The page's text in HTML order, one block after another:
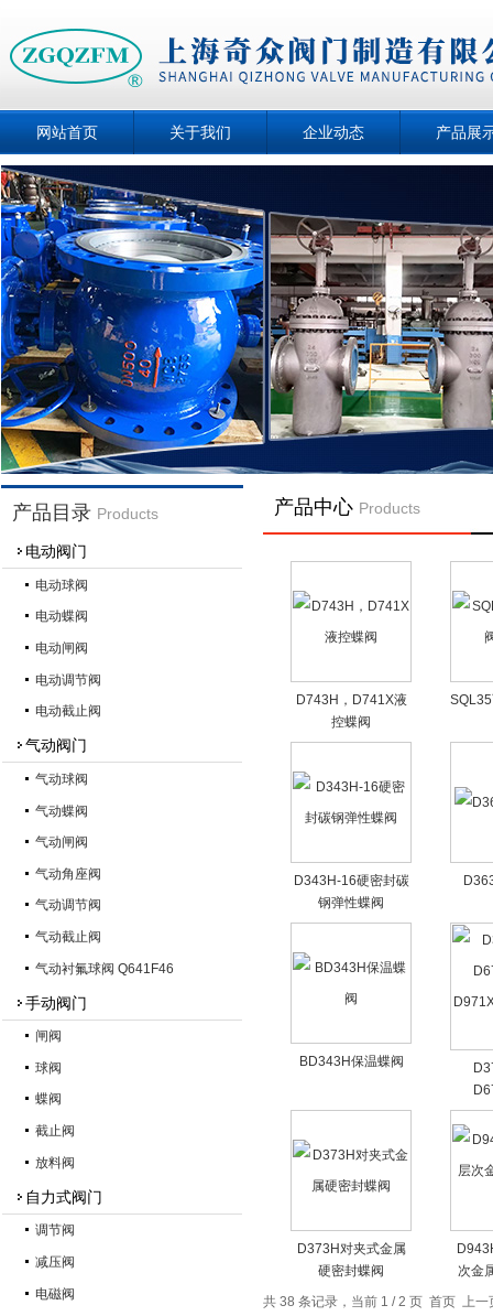
网站首页 关于我们 企业动态 产品展
产品目录 Products
电动阀门
电动球阀
电动蝶阀
电动闸阀
电动调节阀
电动截止阀
气动阀门
气动球阀
气动蝶阀
气动闸阀
气动角座阀
气动调节阀
气动截止阀
气动衬氟球阀 Q641F46
手动阀门
闸阀
球阀
蝶阀
截止阀
放料阀
自力式阀门
调节阀
减压阀
电磁阀
产品中心 Products
D743H，D741X液
控蝶阀
D343H-16硬密封碳
钢弹性蝶阀
BD343H保温蝶阀
D373H对夹式金属
硬密封蝶阀
次金
共 38 条记录，当前 1 / 2 页 首页 上